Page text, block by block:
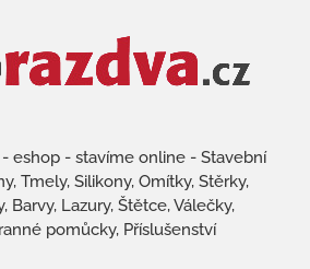
eshop - stavíme online - Stavební
Tmely, Silikony, Omítky, Stěrky,
Barvy, Lazury, Štětce, Válečky,
pomůcky, Příslušenství